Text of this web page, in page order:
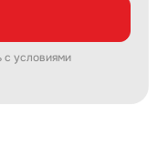
с условиями